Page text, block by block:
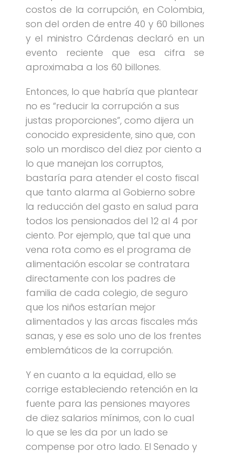
costos de la corrupción, en Colombia,
son del orden de entre 40 y 60 billones
y el ministro Cárdenas declaró en un
evento reciente que esa cifra se
aproximaba a los 60 billones.
Entonces, lo que habría que plantear
no es “reducir la corrupción a sus
justas proporciones”, como dijera un
conocido expresidente, sino que, con
solo un mordisco del diez por ciento a
lo que manejan los corruptos,
bastaría para atender el costo fiscal
que tanto alarma al Gobierno sobre
la reducción del gasto en salud para
todos los pensionados del 12 al 4 por
ciento. Por ejemplo, que tal que una
vena rota como es el programa de
alimentación escolar se contratara
directamente con los padres de
familia de cada colegio, de seguro
que los niños estarían mejor
alimentados y las arcas fiscales más
sanas, y ese es solo uno de los frentes
emblemáticos de la corrupción.
Y en cuanto a la equidad, ello se
corrige estableciendo retención en la
fuente para las pensiones mayores
de diez salarios mínimos, con lo cual
lo que se les da por un lado se
compense por otro lado. El Senado y